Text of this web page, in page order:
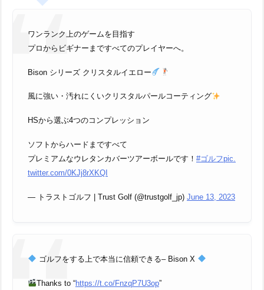
ワンランク上のゲームを目指す
プロからビギナーまですべてのプレイヤーへ。
Bison シリーズ クリスタルイエロー
風に強い・汚れにくいクリスタルパールコーティング
HSから選ぶ4つのコンプレッション
ソフトからハードまですべて
プレミアムなウレタンカバーツアーボールです！ #ゴルフpic.
twitter.com/0KJj8rXKQI
— トラストゴルフ | Trust Golf (@trustgolf_jp) June 13, 2023
ゴルフをする上で本当に信頼できる– Bison X
Thanks to “https://t.co/FnzqP7U3op”